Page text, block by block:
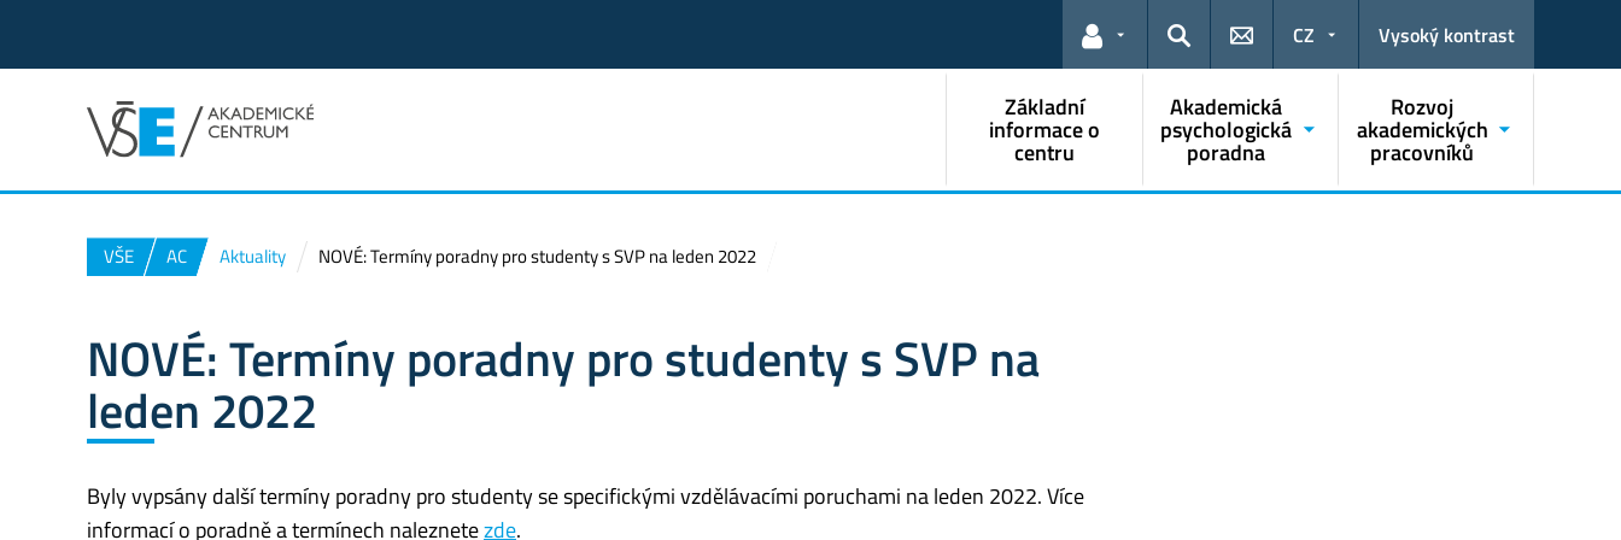
Odkazy pro uživatele
Hledat
CZ Vysoký kontrast
Základní
informace o
centru
Akademická
psychologická
poradna
Rozvoj
akademických
pracovníků
VŠE AC Aktuality NOVÉ: Termíny poradny pro studenty s SVP na leden 2022
NOVÉ: Termíny poradny pro studenty s SVP na
leden 2022
Byly vypsány další termíny poradny pro studenty se specifickými vzdělávacími poruchami na leden 2022. Více
informací o poradně a termínech naleznetezde.